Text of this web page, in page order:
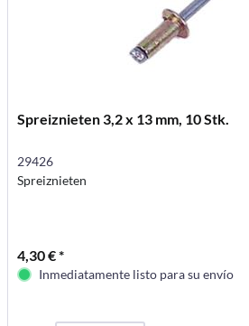
Spreiznieten 3,2 x 13 mm, 10 Stk.
29426
Spreiznieten
4,30 € *
Inmediatamente listo para su envío